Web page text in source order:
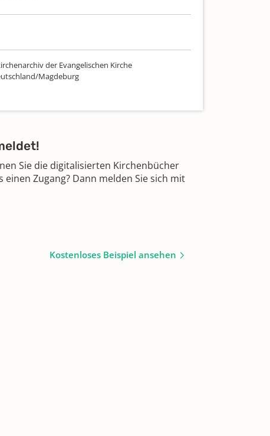
der Evangelischen Kirche
Magdeburg
Sie die digitalisierten Kirchenbücher
einen Zugang? Dann melden Sie sich mit
Kostenloses Beispiel ansehen